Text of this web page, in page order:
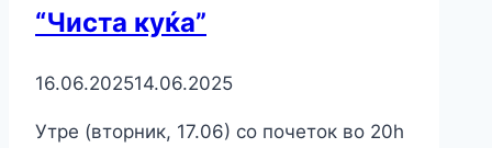
“Чиста куќа”
16.06.202514.06.2025
Утре (вторник, 17.06) со почеток во 20h